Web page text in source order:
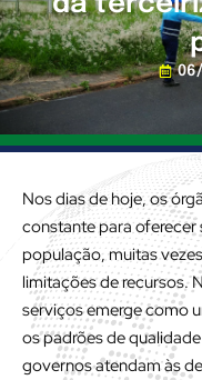
Nos dias de hoje, os
constante para oferecer
população, muitas
limitações de recursos.
serviços emerge como
os padrões de
governos atendam às